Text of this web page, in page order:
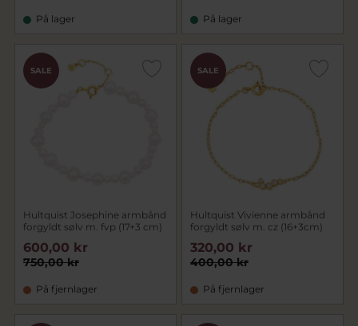
På lager På lager
SALE
Hultquist Josephine armbånd
forgyldt sølv m. fvp (17+3 cm)
750,00 kr
600,00 kr
På fjernlager
SALE
Hultquist Vivienne armbånd
forgyldt sølv m. cz (16+3cm)
400,00 kr
320,00 kr
På fjernlager